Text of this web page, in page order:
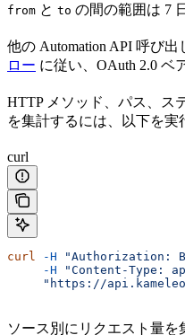
from と to の間の範囲は 7
他の Automation API 呼び出
ロー に従い、OAuth 2.0 ベ
HTTP メソッド、パス、ス
を集計するには、以下を実
curl
curl -H "Authorization:
     -H
"Content-Type:
"https://
ソース別にリクエスト量を